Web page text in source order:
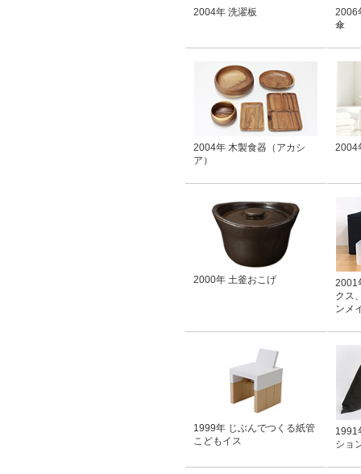
2004年 洗濯板
2006
傘
2004年 木製食器（アカシ
ア）
2004
2000年 土釜おこげ
2001
クス
ンメ
1999年 じぶんでつくる紙管
こどもイス
1991
ショ